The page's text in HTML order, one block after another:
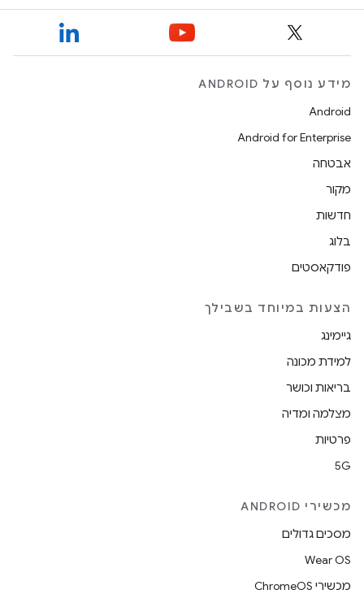
מידע נוסף על ANDROID
Android
Android for Enterprise
אבטחה
מקור
חדשות
בלוג
פודקאסטים
הצעות במיוחד בשבילך
גיימינג
למידת מכונה
בריאות וכושר
מצלמה ומדיה
פרטיות
5G
מכשירי ANDROID
מסכים גדולים
Wear OS
מכשירי ChromeOS